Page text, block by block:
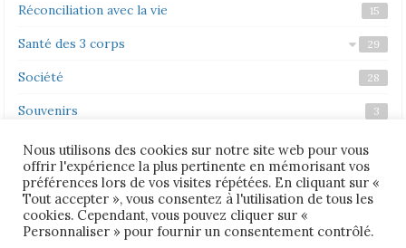
Réconciliation avec la vie 15
Santé des 3 corps 29
Corps émotionnel 3
Corps mental 5
Corps physique 22
Société 28
Souvenirs 3
Vidéos
Vie politique 1
Nous utilisons des cookies sur notre site web pour vous
offrir l'expérience la plus pertinente en mémorisant vos
préférences lors de vos visites répétées. En cliquant sur «
Tout accepter », vous consentez à l'utilisation de tous les
cookies. Cependant, vous pouvez cliquer sur «
Personnaliser » pour fournir un consentement contrôlé.